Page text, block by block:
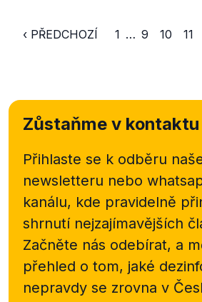
veřejné výzkumné instituce,
Regionální rady regionů
Českou televizi,
Český rozhlas,
veřejné vysoké školy,
Českou národní banku."
‹ PŘEDCHOZÍ 1 … 9 10 11
Zůstaňme v kontaktu
Přihlaste se k odběru
newsletteru nebo
kanálu, kde pravidelně
shrnutí nejzajímavějších
Začněte nás odebírat, a
přehled o tom, jaké
nepravdy se zrovna v